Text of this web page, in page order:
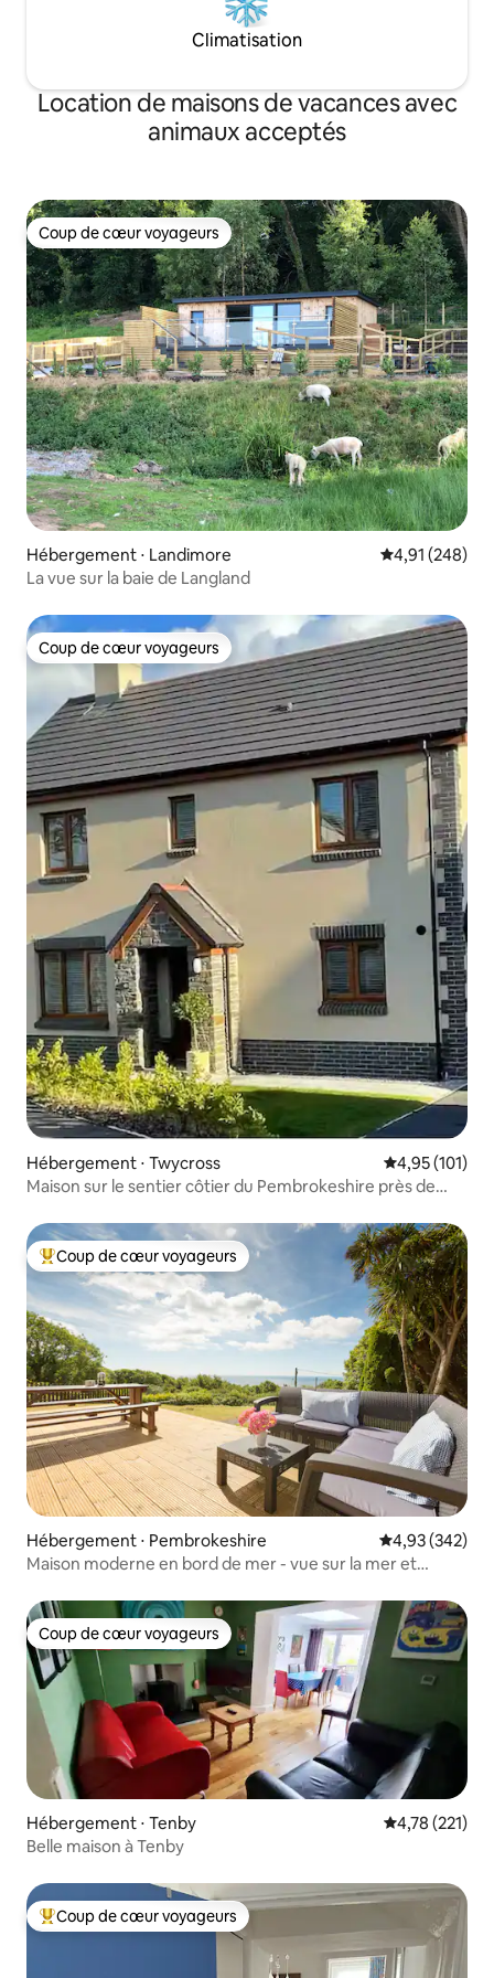
Climatisation
Location de maisons de vacances avec
animaux acceptés
Coup de cœur voyageurs
Coup de cœur voyageurs
Hébergement ⋅ Landimore Évaluation
4,91 (248)
La vue sur la baie de Langland
Coup de cœur voyageurs
Coup de cœur voyageurs
Hébergement ⋅ Twycross Évaluation
4,95 (101)
Maison sur le sentier côtier du Pembrokeshire près de
Coups de cœur voyageurs les plus appréciés
Coup de cœur voyageurs
Hébergement ⋅ Pembrokeshire Évaluation
4,93 (342)
Maison moderne en bord de mer - vue sur la mer et
Coup de cœur voyageurs
Coup de cœur voyageurs
Hébergement ⋅ Tenby Évaluation
4,78 (221)
Belle maison à Tenby
Coups de cœur voyageurs les plus appréciés
Coup de cœur voyageurs